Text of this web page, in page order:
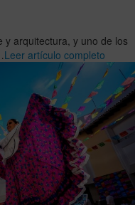
y arquitectura, y uno de los
Leer artículo completo